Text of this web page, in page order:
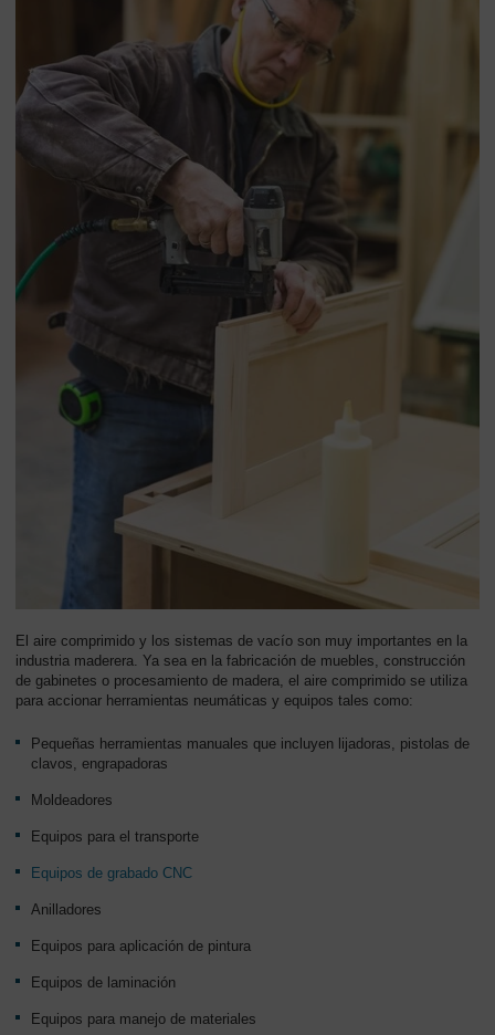
Contenido
El aire comprimido y los sistemas de vacío son muy importantes en la
industria maderera. Ya sea en la fabricación de muebles, construcción
de gabinetes o procesamiento de madera, el aire comprimido se utiliza
para accionar herramientas neumáticas y equipos tales como:
Pequeñas herramientas manuales que incluyen lijadoras, pistolas de
clavos, engrapadoras
Moldeadores
Equipos para el transporte
Equipos de grabado CNC
Anilladores
Equipos para aplicación de pintura
Equipos de laminación
Equipos para manejo de materiales